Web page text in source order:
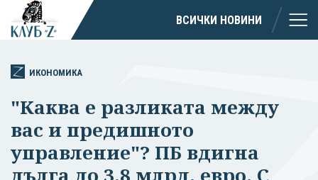
ВСИЧКИ НОВИНИ
ИКОНОМИКА
"Каква е разликата между
вас и предишното
управление"? ПБ вдигна